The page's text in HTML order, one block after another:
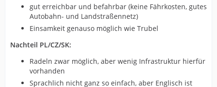
gut erreichbar und befahrbar (keine Fährkosten, gutes
Autobahn- und Landstraßennetz)
Einsamkeit genauso möglich wie Trubel
Nachteil PL/CZ/SK:
Radeln zwar möglich, aber wenig Infrastruktur hierfür
vorhanden
Sprachlich nicht ganz so einfach, aber Englisch ist